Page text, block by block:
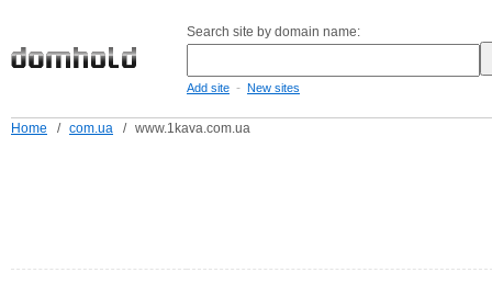
Search site by domain name:
Add site - New sites
Home / com.ua / www.1kava.com.ua